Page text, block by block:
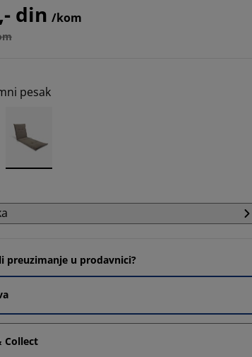
din /kom
pesak
preuzimanje u prodavnici?
Collect